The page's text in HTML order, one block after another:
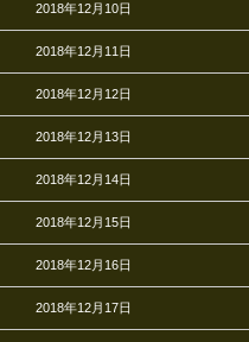
2018年12月10日
2018年12月11日
2018年12月12日
2018年12月13日
2018年12月14日
2018年12月15日
2018年12月16日
2018年12月17日